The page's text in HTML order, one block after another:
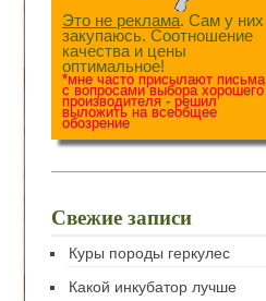
Это не реклама. Сам у них
закупаюсь. Соотношение
качества и цены
оптимальное!
*мне часто присылают письма
с вопросами выбора хорошего
производителя - решил
выложить на всеобщее
обозрение
Свежие записи
Куры породы геркулес
Какой инкубатор лучше